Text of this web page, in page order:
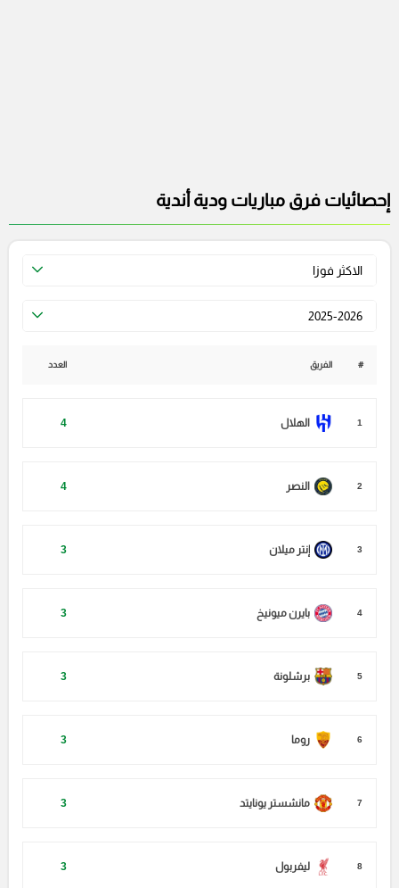
إحصائيات فرق مباريات ودية أندية
الاكثر فوزا
2025-2026
# الفريق العدد
1 الهلال 4
2 النصر 4
3 إنتر ميلان 3
4 بايرن ميونيخ 3
5 برشلونة 3
6 روما 3
7 مانشستر يونايتد 3
8 ليفربول 3